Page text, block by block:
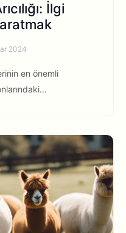
İlgi
2024
en önemli